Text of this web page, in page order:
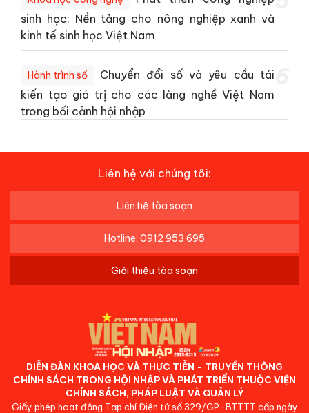
sinh học: Nền tảng cho nông nghiệp xanh và
kinh tế sinh học Việt Nam
Hành trình số
Chuyển đổi số và yêu cầu tái
kiến tạo giá trị cho các làng nghề Việt Nam
trong bối cảnh hội nhập
Liên hệ với chúng tôi:
Liên hệ tòa soạn
Hotline: 0912 953 695
Giới thiệu tòa soạn
DIỄN ĐÀN KHOA HỌC VÀ THỰC TIỄN - TRUYỀN THÔNG
CHÍNH SÁCH TRONG HỘI NHẬP VÀ PHÁT TRIỂN THUỘC VIỆN
CHÍNH SÁCH, PHÁP LUẬT VÀ QUẢN LÝ
Giấy phép hoạt động Tạp chí Điện tử số 329/GP-BTTTT cấp ngày